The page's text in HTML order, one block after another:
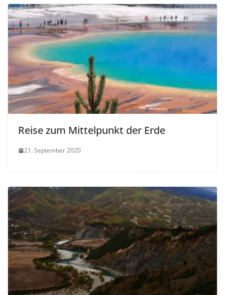
Reise zum Mittelpunkt der Erde
21. September 2020